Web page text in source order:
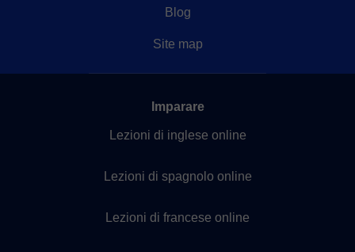
Blog
Site map
Imparare
Lezioni di inglese online
Lezioni di spagnolo online
Lezioni di francese online